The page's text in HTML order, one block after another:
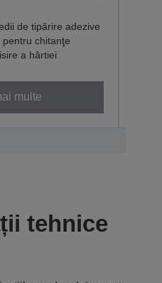
de tipărire adezive
chitanţe
a hârtiei
multe
tehnice